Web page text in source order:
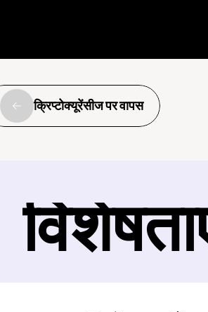
क्रिप्टोक्यूरेंसीज पर वापस